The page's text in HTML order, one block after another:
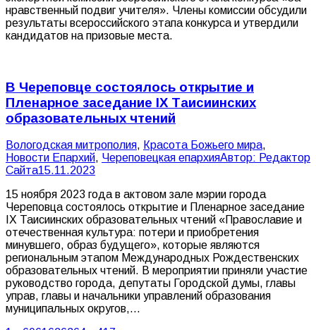
нравственный подвиг учителя». Члены комиссии обсудили
результаты всероссийского этапа конкурса и утвердили
кандидатов на призовые места.
В Череповце состоялось открытие и
Пленарное заседание IX Таисиинских
образовательных чтений
Вологодская митрополия, Красота Божьего мира,
Новости Епархий, Череповецкая епархияАвтор: Редактор
Сайта15.11.2023
15 ноября 2023 года в актовом зале мэрии города
Череповца состоялось открытие и Пленарное заседание
IX Таисиинских образовательных чтений «Православие и
отечественная культура: потери и приобретения
минувшего, образ будущего», которые являются
региональным этапом Международных Рождественских
образовательных чтений. В мероприятии приняли участие
руководство города, депутаты Городской думы, главы
управ, главы и начальники управлений образования
муниципальных округов,…